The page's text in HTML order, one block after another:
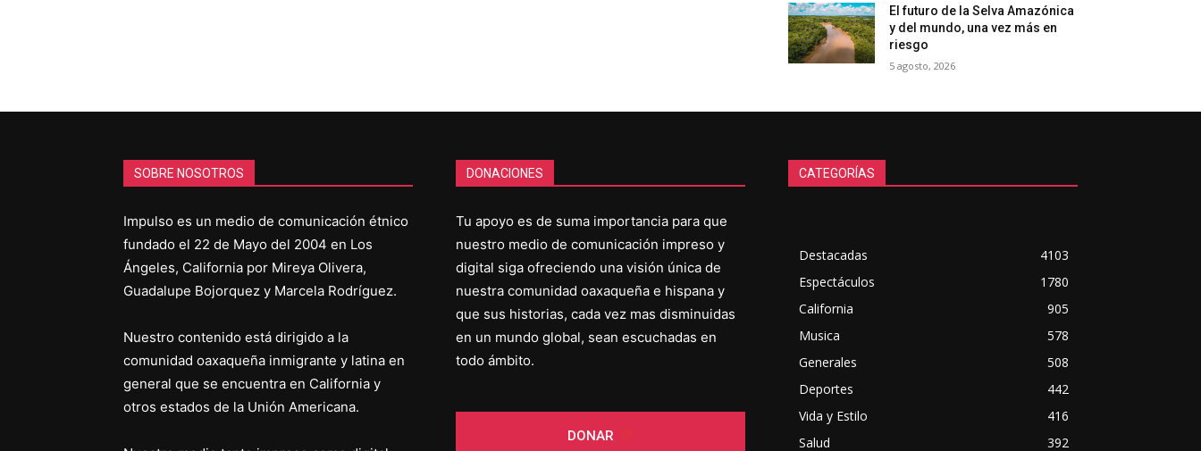
El futuro de la Selva Amazónica
y del mundo, una vez más en
riesgo
5 agosto, 2026
SOBRE NOSOTROS
Impulso es un medio de comunicación étnico
fundado el 22 de Mayo del 2004 en Los
Ángeles, California por Mireya Olivera,
Guadalupe Bojorquez y Marcela Rodríguez.
Nuestro contenido está dirigido a la
comunidad oaxaqueña inmigrante y latina en
general que se encuentra en California y
otros estados de la Unión Americana.
DONACIONES
Tu apoyo es de suma importancia para que
nuestro medio de comunicación impreso y
digital siga ofreciendo una visión única de
nuestra comunidad oaxaqueña e hispana y
que sus historias, cada vez mas disminuidas
en un mundo global, sean escuchadas en
todo ámbito.
DONAR
CATEGORÍAS
Destacadas
4103
Espectáculos
1780
California
905
Musica
578
Generales
508
Deportes
442
Vida y Estilo
416
Salud
392